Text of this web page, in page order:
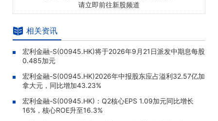
请立即前往新股频道
相关资讯
宏利金融-S(00945.HK)将于2026年9月21日派发中期息每股
0.485加元
宏利金融-S(00945.HK)2026年中报股东应占溢利32.57亿加
拿大元，同比增加43.23%
宏利金融-S(00945.HK)：Q2核心EPS 1.09加元同比增长
16%，核心ROE升至16.3%